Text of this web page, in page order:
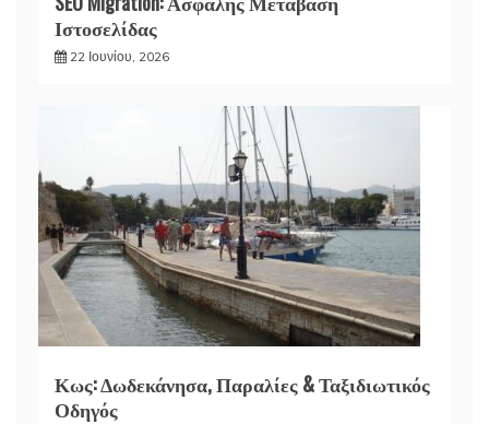
Ιστοσελίδας
22 Ιουνίου, 2026
Κως: Δωδεκάνησα, Παραλίες & Ταξιδιωτικός
Οδηγός